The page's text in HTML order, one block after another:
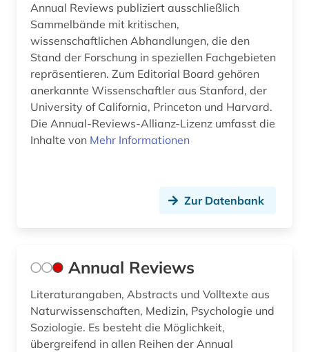
haustechnik (1)
health sciences &amp; dentistry (1)
hertz, heinrich | physiker; hochschullehrer;
hochenergiephysik (4)
hochschullehre (1)
homotopie (1)
huygens (1)
hydrologie (5)
Annual Reviews publiziert ausschließlich
Sammelbände mit kritischen,
wissenschaftlichen Abhandlungen, die den
Stand der Forschung in speziellen Fachgebieten
repräsentieren. Zum Editorial Board gehören
anerkannte Wissenschaftler aus Stanford, der
University of California, Princeton und Harvard.
Die Annual-Reviews-Allianz-Lizenz umfasst die
Inhalte von Mehr Informationen
Zur Datenbank
Annual Reviews
Literaturangaben, Abstracts und Volltexte aus
Naturwissenschaften, Medizin, Psychologie und
Soziologie. Es besteht die Möglichkeit,
übergreifend in allen Reihen der Annual